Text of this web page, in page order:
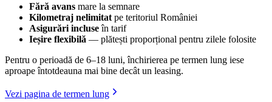
Fără avans mare la semnare
Kilometraj nelimitat pe teritoriul României
Asigurări incluseîn tarif
Ieșire flexibilă — plătești proporțional pentru zilele folosite
Pentru o perioadă de 6–18 luni, închirierea pe termen lung iese
aproape întotdeauna mai bine decât un leasing.
Vezi pagina de termen lung